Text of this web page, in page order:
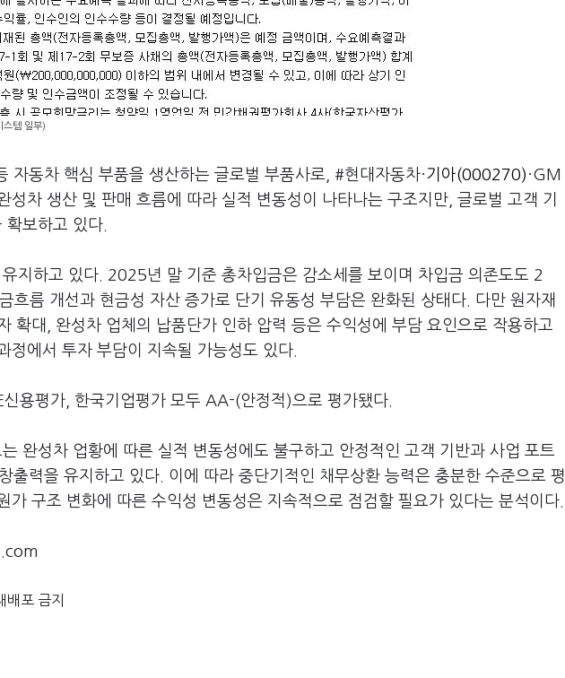
스템 일부)
자동차 핵심 부품을 생산하는 글로벌 부품사로, #현대자동차·기아(000270) ·GM
성차 생산 및 판매 흐름에 따라 실적 변동성이 나타나는 구조지만, 글로벌 고객 기
보하고 있다.
지하고 있다. 2025년 말 기준 총차입금은 감소세를 보이며 차입금 의존도도 2
흐름 개선과 현금성 자산 증가로 단기 유동성 부담은 완화된 상태다. 다만 원자재
확대, 완성차 업체의 납품단가 인하 압력 등은 수익성에 부담 요인으로 작용하고
정에서 투자 부담이 지속될 가능성도 있다.
용평가, 한국기업평가 모두 AA-(안정적)으로 평가됐다.
완성차 업황에 따른 실적 변동성에도 불구하고 안정적인 고객 기반과 사업 포트
출력을 유지하고 있다. 이에 따라 중단기적인 채무상환 능력은 충분한 수준으로 평
가 구조 변화에 따른 수익성 변동성은 지속적으로 점검할 필요가 있다는 분석이다.
포 금지